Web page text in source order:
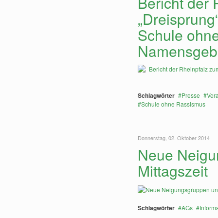
Schule
Schlagwörter Presse
Schule ohne Rassismus
Donnerstag, 02. Oktober 2014
Neue
Mittagszeit
Schlagwörter AGs